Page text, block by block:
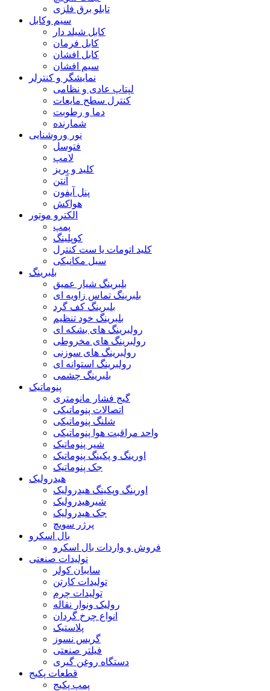
تابلو برق فلزی
سیم وکابل
کابل شیلد دار
کابل فرمان
کابل افشان
سیم افشان
نمایشگر و کنترلر
لپتاپ عادی و نظامی
کنترل سطح مایعات
دما و رطوبت
شمارنده
نور وروشنایی
فتوسل
لامپ
کلید و پریز
آنتن
پنل آیفون
هواکش
الکترو موتور
پمپ
کوپلینگ
کلید اتومات یا ست کنترل
سیل مکانیکی
بلبرینگ
بلبرینگ شیار عمیق
بلبرینگ تماس زاویه ای
بلبرینگ کف گرد
بلبرینگ خود تنظیم
رولبرینگ های بشکه ای
رولبرینگ های مخروطی
رولبرینگ های سوزنی
رولبرینگ استوانه ای
بلبرینگ چشمی
پنوماتیک
گیج فشار مانومتری
اتصالات پنوماتیکی
شلنگ پنوماتیکی
واحد مراقبت هوا پنوماتیکی
شیر پنوماتیک
اورینگ و پکینگ پنوماتیک
جک پنوماتیک
هیدرولیک
اورینگ وپکینگ هیدرولیک
شیرهیدرولیک
جک هیدرولیک
پرژر سویچ
بال اسکرو
فروش و واردات بال اسکرو
تولیدات صنعتی
سایبان کولر
تولیدات کارتن
تولیدات چرم
رولیک ونوار نقاله
انواع چرخ گردان
پلاستیک
گریس نسوز
فیلتر صنعتی
دستگاه روغن گیری
قطعات پکیج
پمپ پکیج